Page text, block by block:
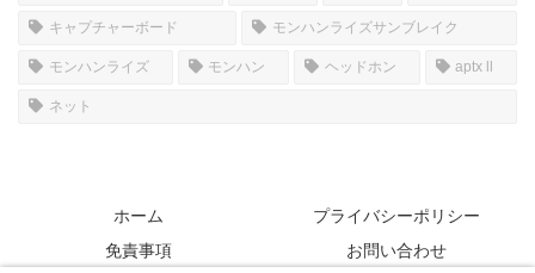
キャプチャーボード モンハンライズサンブレイク
モンハンライズ モンハン ヘッドホン aptx ll
ネット
ホーム
プライバシーポリシー
免責事項
お問い合わせ